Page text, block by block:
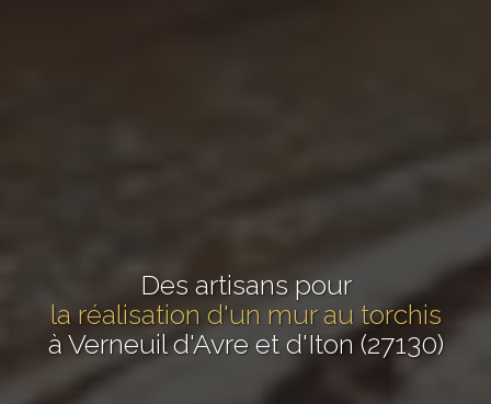
Des artisans pour
la réalisation d'un mur au torchis
à Verneuil d'Avre et d'Iton (27130)